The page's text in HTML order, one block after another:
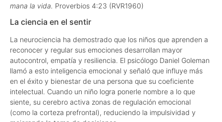
mana la vida. Proverbios 4:23 (RVR1960)
La ciencia en el sentir
La neurociencia ha demostrado que los niños que aprenden a
reconocer y regular sus emociones desarrollan mayor
autocontrol, empatía y resiliencia. El psicólogo Daniel Goleman
llamó a esto inteligencia emocional y señaló que influye más
en el éxito y bienestar de una persona que su coeficiente
intelectual. Cuando un niño logra ponerle nombre a lo que
siente, su cerebro activa zonas de regulación emocional
(como la corteza prefrontal), reduciendo la impulsividad y